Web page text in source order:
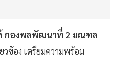
กองพลพัฒนาที่ 2 มณฑล
ข้อง เตรียมความพร้อม